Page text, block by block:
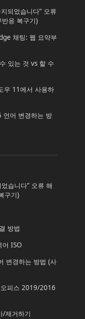
되었습니다” 오류
응 복구기)
채팅: 웹 요약부
있는 것 vs 할 수
우 11에서 사용하
어 변경하는 방
습니다” 오류 해
구기)
방법
어 ISO
변경하는 방법 (사
오피스 2019/2016
/제거하기